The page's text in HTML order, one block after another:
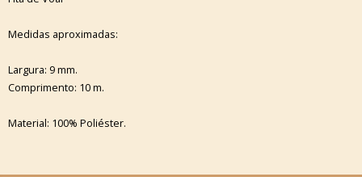
Medidas aproximadas:
Largura: 9 mm.
Comprimento: 10 m.
Material: 100% Poliéster.